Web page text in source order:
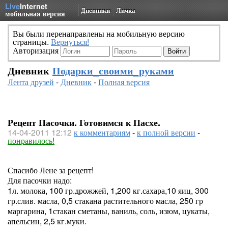
LiveInternet
мобильная версия Дневники Личка
Вы были перенаправлены на мобильную версию
страницы. Вернуться!
Авторизация
Дневник Подарки_своими_руками
Лента друзей -Дневник-Полная версия
Рецепт Пасочки. Готовимся к Пасхе.
14-04-2011 12:12 к комментариям-к полной версии -
понравилось!
Спасибо Лене за рецепт!
Для пасочки надо:
1л. молока, 100 гр.дрожжей, 1,200 кг.сахара,10 яиц, 300
гр.слив. масла, 0,5 стакана растительного масла, 250 гр
маргарина, 1стакан сметаны, ваниль, соль, изюм, цукаты,
апельсин, 2,5 кг.муки.